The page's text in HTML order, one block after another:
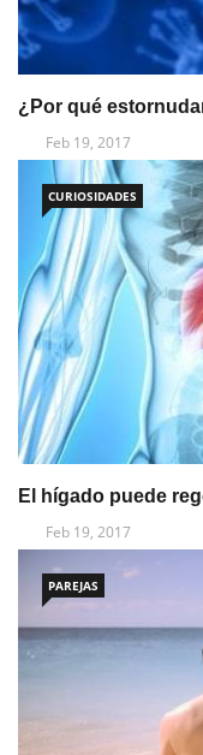
¿Por qué
Feb 19, 2017
CURIOSIDADES
El hígado puede
Feb 19, 2017
PAREJAS